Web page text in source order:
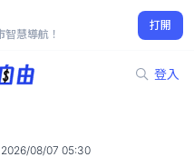
慧導航！
打開
登入
2026/08/07 05:30